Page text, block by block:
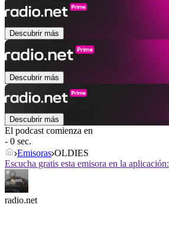
Descubrir más
Descubrir más
Descubrir más
El podcast comienza en
- 0 sec.
Emisoras OLDIES
Escucha gratis esta emisora en la aplicación:
radio.net